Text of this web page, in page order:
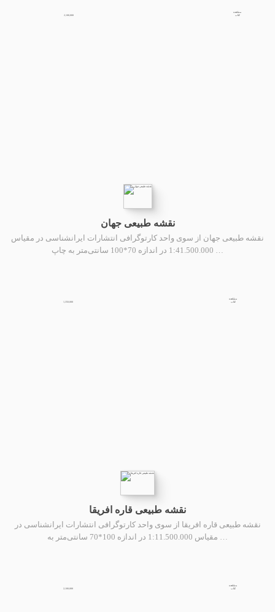
2,100,000
مشاهده
کتاب
نقشه طبیعی جهان
نقشه طبیعی جهان از سوی واحد کارتوگرافی انتشارات ایرانشناسی در مقیاس
1:41.500.000 در اندازه 70*100 سانتی‌متر به چاپ …
1,350,000
مشاهده
کتاب
نقشه طبیعی قاره افریقا
نقشه طبیعی قاره افریقا از سوی واحد کارتوگرافی انتشارات ایرانشناسی در
مقیاس 1:11.500.000 در اندازه 100*70 سانتی‌متر به …
2,100,000
مشاهده
کتاب